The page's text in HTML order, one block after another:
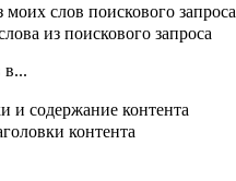
моих слов поискового запроса
из поискового запроса
в...
и содержание контента
контента